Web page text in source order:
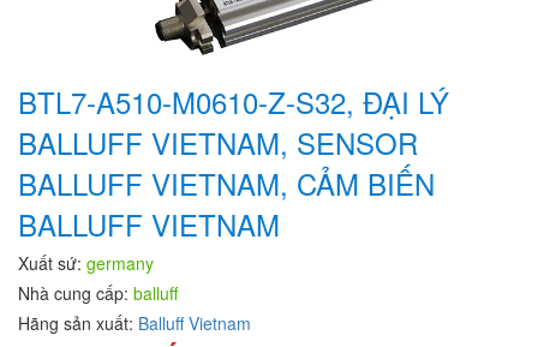
BTL7-A510-M0610-Z-S32, ĐẠI LÝ
BALLUFF VIETNAM, SENSOR
BALLUFF VIETNAM, CẢM BIẾN
BALLUFF VIETNAM
Xuất sứ: germany
Nhà cung cấp: balluff
Hãng sản xuất: Balluff Vietnam